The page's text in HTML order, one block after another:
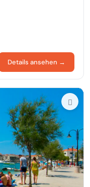
Details ansehen →